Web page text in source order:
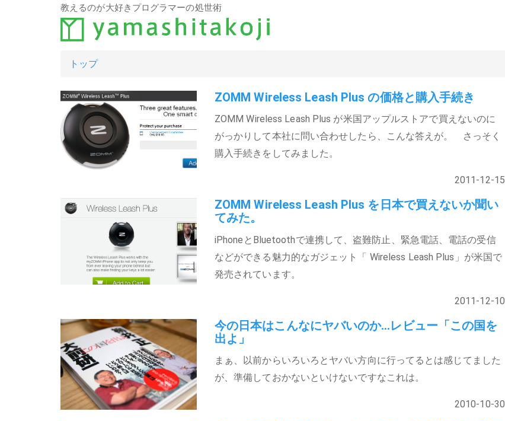
教えるのが大好きプログラマーの処世術
トップ
ZOMM Wireless Leash Plus の価格と購入手続き
ZOMM Wireless Leash Plus が米国アップルストアで買えないのに
がっかりして本社に問い合わせしたら、こんな答えが。 さっそく
購入手続きをしてみました。
2011-12-15
ZOMM Wireless Leash Plus を日本で買えないか聞い
てみた。
iPhoneとBluetoothで連携して、盗難防止、緊急電話、電話の受信
などができる魅力的なガジェット「 Wireless Leash Plus」が米国で
発売されています。
2011-12-10
今の日本はこんなにヤバいのか…レビュー「この国を
出よ」
まぁ、以前からいろいろとヤバい方向に行ってるとは感じてました
が、準備しておかないといけないですなこれは。
2010-10-30